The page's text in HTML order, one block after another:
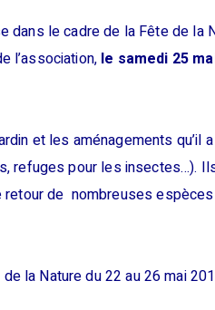
dans le cadre de la Fête de la
l’association, le samedi 25
et les aménagements qu’il
refuges pour les insectes…).
de nombreuses
la Nature du 22 au 26 mai